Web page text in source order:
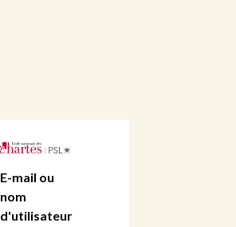
E-mail ou
nom
d'utilisateur